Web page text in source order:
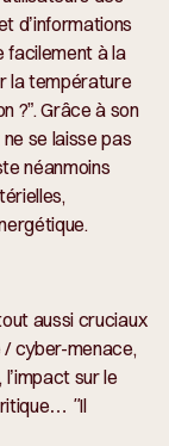
d’informations
facilement à la
la température
?”. Grâce à son
se laisse pas
néanmoins
aussi cruciaux
cyber-menace,
sur le
"Il